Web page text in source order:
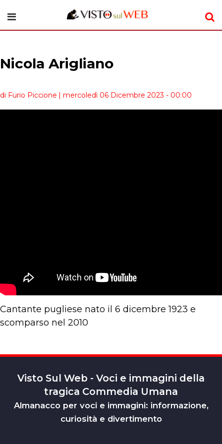
Nicola Arigliano
di Furio Piccione | mercoledì 06 Dicembre 2023 - 00:00
Cantante pugliese nato il 6 dicembre 1923 e
scomparso nel 2010
Visto Sul Web - Voci e immagini della
tragica Commedia Umana
Almanacco per voci e immagini: informazione,
curiosità e divertimento